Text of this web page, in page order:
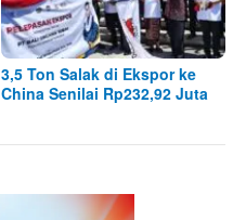
3,5 Ton Salak di Ekspor ke
China Senilai Rp232,92 Juta